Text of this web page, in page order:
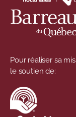
Pour réaliser sa
le soutien de: